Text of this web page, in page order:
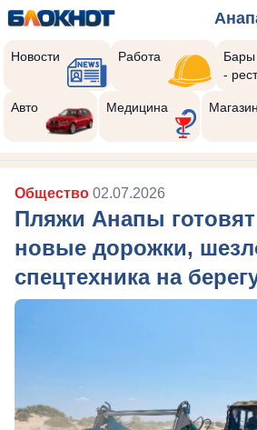
Новости Работа
Бары
-
Авто Медицина
Общество 02.07.2026
Пляжи Анапы готовят
новые дорожки,
спецтехника на